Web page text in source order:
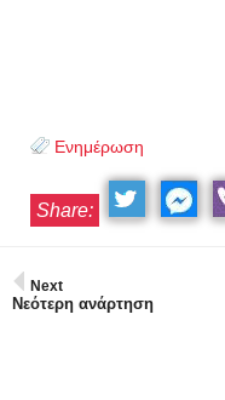
Ενημέρωση
Share:
Next
Νεότερη ανάρτηση